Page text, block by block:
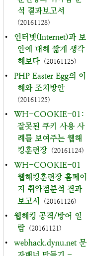
석 결과보고서
(20161128)
•
인터넷(Internet)과 보
안에 대해 짧게 생각
해보다 (20161125)
•
PHP Easter Egg의 이
해와 조치방안
(20161125)
•
WH-COOKIE-01:
잘못된 쿠키 사용 사
례를 보여주는 웹해
킹훈련장 (20161124)
•
WH-COOKIE-01
웹해킹훈련장 홈페이
지 취약점분석 결과
보고서
(20161126)
•
웹해킹 공격/방어 일
람 (20161121)
•
webhack.dynu.net 문